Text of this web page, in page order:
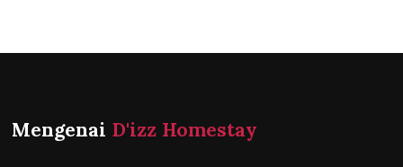
Mengenai D'izz Homestay